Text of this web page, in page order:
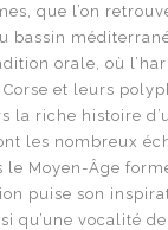
que l’on
bassin
orale, où
et leurs
la riche histoire
les nombreux
Moyen-Âge
puise son
qu’une vocalité